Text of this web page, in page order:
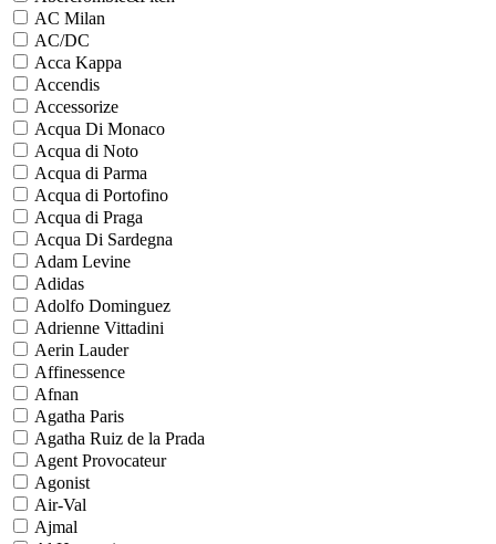
AC Milan
AC/DC
Acca Kappa
Accendis
Accessorize
Acqua Di Monaco
Acqua di Noto
Acqua di Parma
Acqua di Portofino
Acqua di Praga
Acqua Di Sardegna
Adam Levine
Adidas
Adolfo Dominguez
Adrienne Vittadini
Aerin Lauder
Affinessence
Afnan
Agatha Paris
Agatha Ruiz de la Prada
Agent Provocateur
Agonist
Air-Val
Ajmal